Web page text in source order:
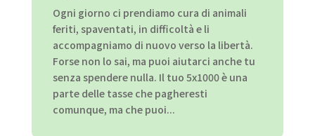
Ogni giorno ci prendiamo cura di animali
feriti, spaventati, in difficoltà e li
accompagniamo di nuovo verso la libertà.
Forse non lo sai, ma puoi aiutarci anche tu
senza spendere nulla. Il tuo 5x1000 è una
parte delle tasse che pagheresti
comunque, ma che puoi...